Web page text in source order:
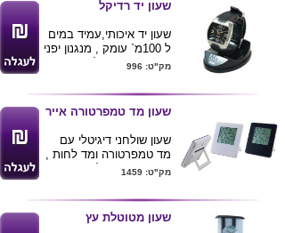
הרבה אור , צלילה עד
עומק 100 מ' ,
חיי סוללה כ10 שנים .
מגיע בשני צבעים כמו
בתמונה .
שעון יד רדיקל
שעון יד איכותי,עמיד במים
ל 100מ` עומק , מנגנון יפני
אמין ואיכותי. שלושה
כחול,שחור,אפור שקוף
מגיע באריזת מתנה שקופה
מק"ט: 996
שעון מד טמפרטורה אייר
שעון שולחני דיגיטלי עם
מד טמפרטורה ומד לחות ,
מגיע בצבעים לבן או שחור
מידות : 12X10X5 ס"מ .
ניתן להדפיס לוגו הלקוח
ע"ג המוצר
מק"ט: 1459
שעון מטוטלת עץ